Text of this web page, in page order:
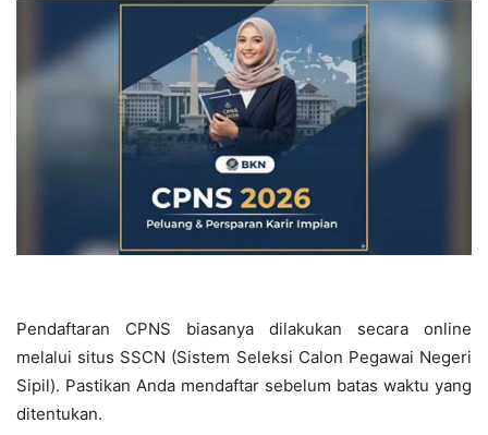
Pendaftaran CPNS biasanya dilakukan secara online
melalui situs SSCN (Sistem Seleksi Calon Pegawai Negeri
Sipil). Pastikan Anda mendaftar sebelum batas waktu yang
ditentukan.